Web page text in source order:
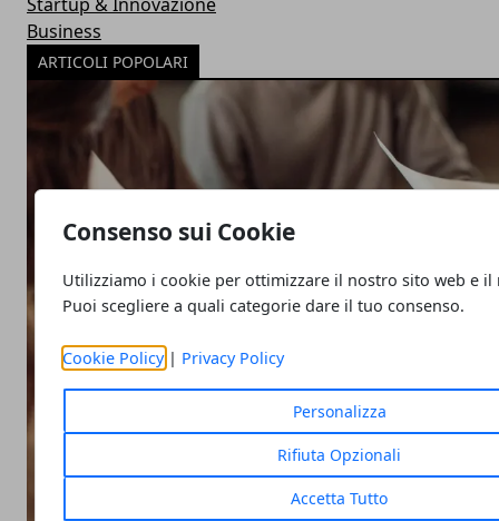
Consenso sui Cookie
Utilizziamo i cookie per ottimizzare il nostro sito web e il
Puoi scegliere a quali categorie dare il tuo consenso.
Cookie Policy| Privacy Policy
Personalizza
Rifiuta Opzionali
Accetta Tutto
Business
ARTICOLI POPOLARI